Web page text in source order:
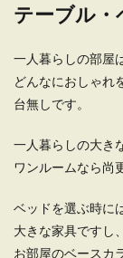
テーブル・
一人暮らしの部屋
どんなにおしゃれ
台無しです。
一人暮らしの大き
ワンルームなら尚
ベッドを選ぶ時に
大きな家具ですし
お部屋のベースカ